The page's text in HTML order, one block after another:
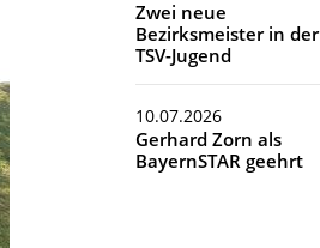
Zwei neue
Bezirksmeister in der
TSV-Jugend
10.07.2026
Gerhard Zorn als
BayernSTAR geehrt